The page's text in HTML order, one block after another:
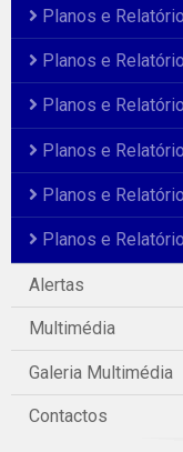
Planos e
Planos e
Planos e
Planos e
Planos e
Planos e
Alertas
Multimédia
Galeria Multimédia
Contactos